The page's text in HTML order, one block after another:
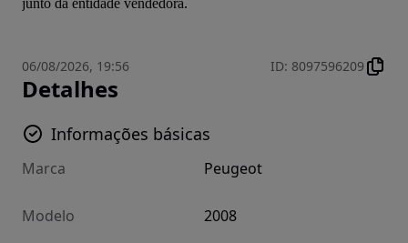
junto da entidade vendedora.
06/08/2026, 19:56 ID: 8097596209
Detalhes
Informações básicas
Marca Peugeot
Modelo 2008